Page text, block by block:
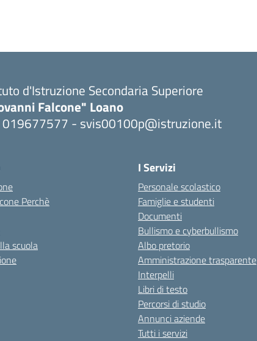
d'Istruzione Secondaria Superiore
Falcone" Loano
019677577 - svis00100p@istruzione.it
Perchè
scuola
I Servizi
Personale scolastico
Famiglie e studenti
Documenti
Bullismo e cyberbullismo
Albo pretorio
Amministrazione trasparente
Interpelli
Libri di testo
Percorsi di studio
Annunci aziende
Tutti i servizi